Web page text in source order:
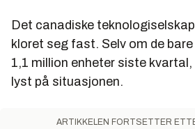
Det canadiske
kloret seg fast. Selv om de
1,1 million enheter siste
lyst på situasjonen.
ARTIKKELEN FORTSETTER